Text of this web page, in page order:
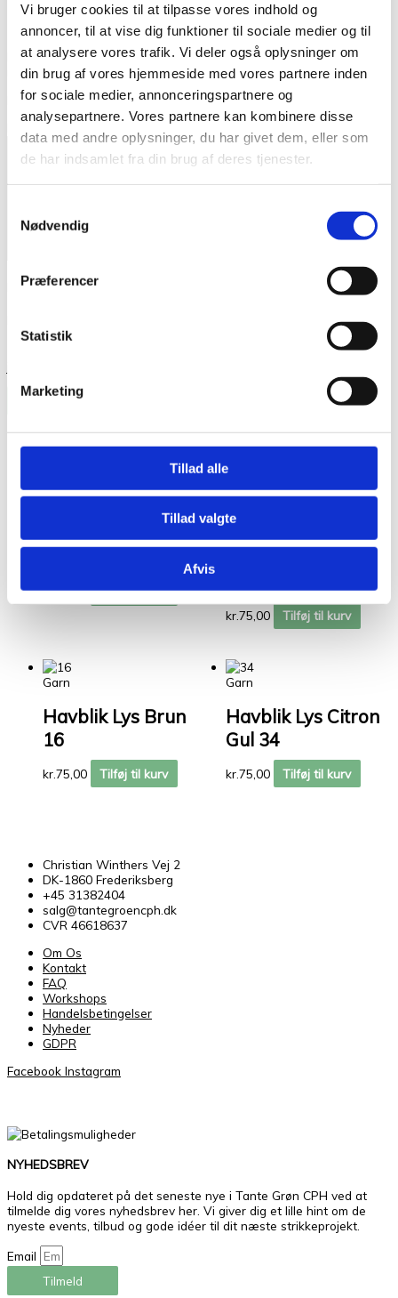
Vi bruger cookies til at tilpasse vores indhold og
annoncer, til at vise dig funktioner til sociale medier og til
at analysere vores trafik. Vi deler også oplysninger om
din brug af vores hjemmeside med vores partnere inden
for sociale medier, annonceringspartnere og
analysepartnere. Vores partnere kan kombinere disse
data med andre oplysninger, du har givet dem, eller som
de har indsamlet fra din brug af deres tjenester.
Nødvendig
Præferencer
Statistik
Marketing
Tillad alle
Tillad valgte
Afvis
Gold digger 2242”
Din e-mailadresse vil ikke blive publiceret. Krævede felter er
markeret med *
Din bedømmelse
Din anmeldelse
Navn*
Gem mit navn, mail og websted i denne browser til næste gang
Kunder købte også
kr.75,00 Tilføj til kurv
Garn
kr.75,00 Tilføj til kurv
Garn
Havblik Lys Brun
16
kr.75,00 Tilføj til kurv
Garn
Havblik Lys Citron
Gul 34
kr.75,00 Tilføj til kurv
Christian Winthers Vej 2
DK-1860 Frederiksberg
+45 31382404
salg@tantegroencph.dk
CVR 46618637
Om Os
Kontakt
FAQ
Workshops
Handelsbetingelser
Nyheder
GDPR
Facebook Instagram
NYHEDSBREV
Hold dig opdateret på det seneste nye i Tante Grøn CPH ved at
tilmelde dig vores nyhedsbrev her. Vi giver dig et lille hint om de
nyeste events, tilbud og gode idéer til dit næste strikkeprojekt.
Email
Tilmeld